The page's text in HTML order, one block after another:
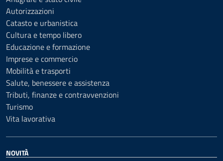
Autorizzazioni
Catasto e urbanistica
Cultura e tempo libero
Educazione e formazione
Imprese e commercio
Mobilità e trasporti
Salute, benessere e assistenza
Tributi, finanze e contravvenzioni
Turismo
Vita lavorativa
NOVITÀ